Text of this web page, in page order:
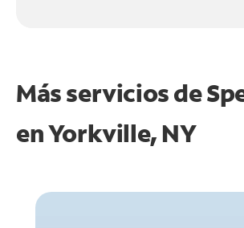
Más servicios de
enYorkville, NY